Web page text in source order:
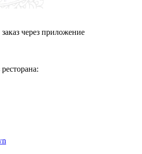
через приложение